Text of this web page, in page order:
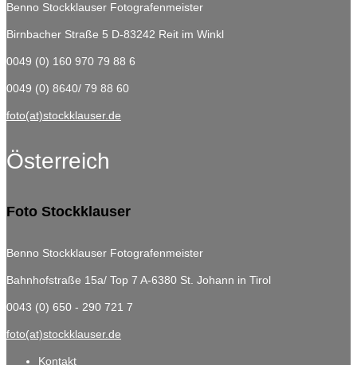
Benno Stockklauser Fotografenmeister
Birnbacher Straße 5 D-83242 Reit im Winkl
0049 (0) 160 970 79 88 6
0049 (0) 8640/ 79 88 60
foto(at)stockklauser.de
Österreich
Foto Stockklauser
Benno Stockklauser Fotografenmeister
Bahnhofstraße 15a/ Top 7 A-6380 St. Johann in Tirol
0043 (0) 650 - 290 721 7
foto(at)stockklauser.de
Kontakt